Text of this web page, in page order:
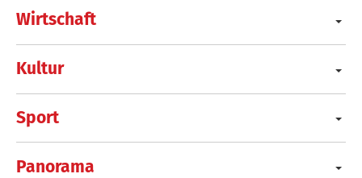
Wirtschaft
Kultur
Sport
Panorama